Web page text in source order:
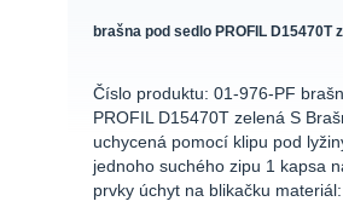
brašna pod sedlo PROFIL D15470T
Číslo produktu: 01-976-PF
PROFIL D15470T zelená S
uchycená pomocí klipu pod
jednoho suchého zipu 1 kapsa
prvky úchyt na blikačku